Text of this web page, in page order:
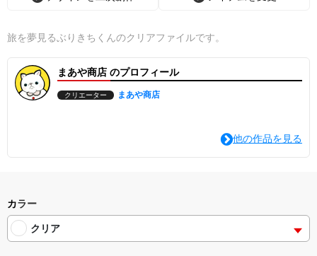
旅を夢見るぶりきちくんのクリアファイルです。
まあや商店 のプロフィール
クリエーター まあや商店
他の作品を見る
カラー
クリア